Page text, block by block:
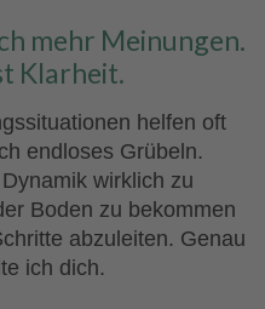
mehr Meinungen.
Klarheit.
helfen oft
endloses Grübeln.
wirklich zu
Boden zu bekommen
abzuleiten. Genau
ich dich.